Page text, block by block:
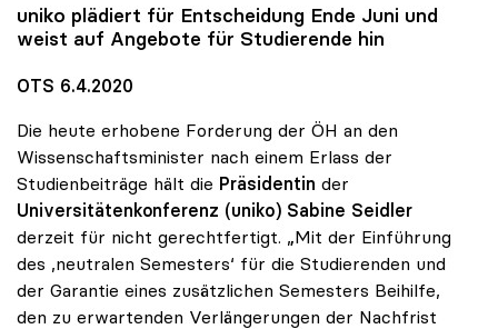
uniko plädiert für Entscheidung Ende Juni und
weist auf Angebote für Studierende hin
OTS 6.4.2020
Die heute erhobene Forderung der ÖH an den
Wissenschaftsminister nach einem Erlass der
Studienbeiträge hält die Präsidentin der
Universitätenkonferenz (uniko) Sabine Seidler
derzeit für nicht gerechtfertigt. „Mit der Einführung
des ,neutralen Semesters‘ für die Studierenden und
der Garantie eines zusätzlichen Semesters Beihilfe,
den zu erwartenden Verlängerungen der Nachfrist